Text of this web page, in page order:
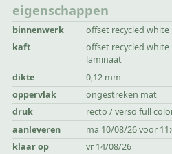
eigenschappen
binnenwerk offset recycled
kaft
offset recycled white
laminaat
dikte
0,12 mm
oppervlak
ongestreken mat
druk
recto / verso full
aanleveren
ma 10/08/26 voor
klaar op
vr 14/08/26